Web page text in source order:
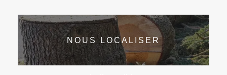
NOUS LOCALISER